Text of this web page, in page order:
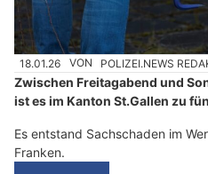
18.01.26 VON POLIZEI.NEWS
Zwischen Freitagabend und
ist es im Kanton St.Gallen zu
Es entstand Sachschaden im
Franken.